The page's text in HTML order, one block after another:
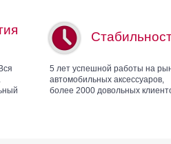
5 лет успешной работы на
автомобильных аксессуаров,
более 2000 довольных